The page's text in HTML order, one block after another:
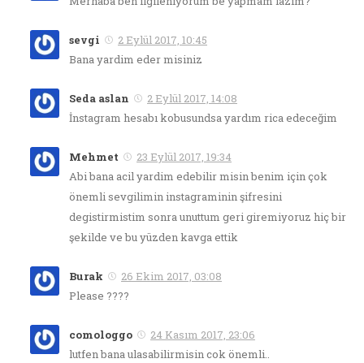
sevgi
2 Eylül 2017, 10:45
Bana yardim eder misiniz
Seda aslan
2 Eylül 2017, 14:08
İnstagram hesabı kobusundsa yardım rica edeceğim
Mehmet
23 Eylül 2017, 19:34
Abi bana acil yardim edebilir misin benim için çok
önemli sevgilimin instagraminin şifresini
degistirmistim sonra unuttum geri giremiyoruz hiç bir
şekilde ve bu yüzden kavga ettik
Burak
26 Ekim 2017, 03:08
Please ????
comologgo
24 Kasım 2017, 23:06
lutfen bana ulasabilirmisin cok önemli..